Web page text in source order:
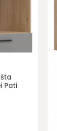
Pati